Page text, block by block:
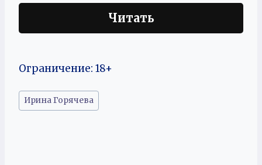
Читать
Ограничение: 18+
Метки
записи:
Ирина Горячева